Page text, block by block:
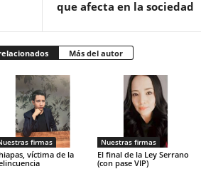
que afecta en la sociedad
Más del autor
firmas
víctima de la
Nuestras firmas
El final de la Ley Serrano
(con pase VIP)